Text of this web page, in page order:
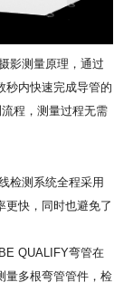
影测量原理，通过
秒内快速完成导管的
程，测量过程无需
检测系统全程采用
更快，同时也避免了
QUALIFY弯管在
量多根弯管管件，检